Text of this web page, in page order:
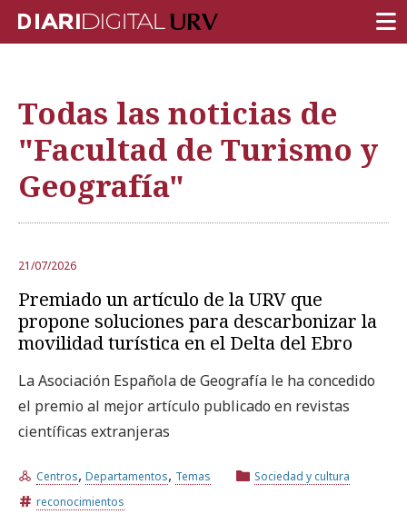
INVESTIGACIÓN
DOCENCIA
INSTITUCIÓN
VIDA EN EL CAMPUS
COMUNIDAD URV
REPORTAJES
Ámbitos universitarios
Todas las noticias de
"Facultad de Turismo y
Geografía"
21/07/2026
Premiado un artículo de la URV que
propone soluciones para descarbonizar la
movilidad turística en el Delta del Ebro
La Asociación Española de Geografía le ha concedido
el premio al mejor artículo publicado en revistas
científicas extranjeras
Centros, Departamentos, Temas
Sociedad y cultura
reconocimientos